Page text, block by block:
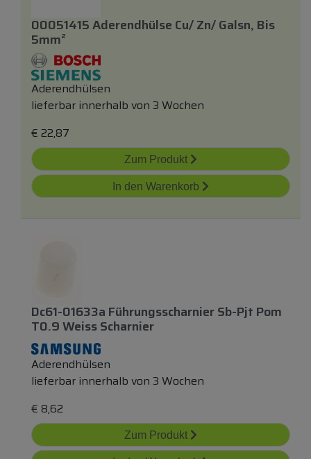
00051415 Aderendhülse Cu/ Zn/ Galsn, Bis
5mm²
Aderendhülsen
lieferbar innerhalb von 3 Wochen
€ 22,87
Zum Produkt
In den Warenkorb
Dc61-01633a Führungsscharnier Sb-Pjt Pom
T0.9 Weiss Scharnier
Aderendhülsen
lieferbar innerhalb von 3 Wochen
€ 8,62
Zum Produkt